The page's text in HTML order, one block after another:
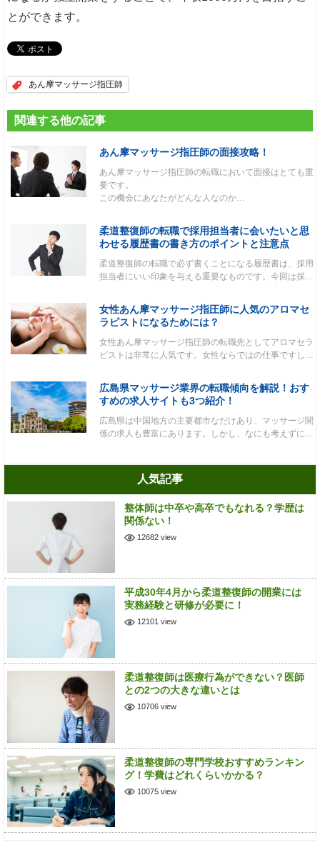
とができます。
あん摩マッサージ指圧師
関連する他の記事
あん摩マッサージ指圧師の面接攻略！
あん摩マッサージ指圧師の転職において面接はとても重
要です。
この機会にあなたがどんな人なのか…
柔道整復師の転職で採用担当者に会いたいと思
わせる履歴書の書き方のポイントと注意点
柔道整復師の転職で必ず書くことになる履歴書は、採用
担当者にいい印象を与える重要なものです。今回は採…
女性あん摩マッサージ指圧師に人気のアロマセ
ラピストになるためには？
女性あん摩マッサージ指圧師の転職先としてアロマセラ
ピストは非常に人気です。女性ならではの仕事ですし…
広島県マッサージ業界の転職傾向を解説！おす
すめの求人サイトも3つ紹介！
広島県は中国地方の主要都市なだけあり、マッサージ関
係の求人も豊富にあります。しかし、なにも考えずに…
人気記事
整体師は中卒や高卒でもなれる？学歴は
関係ない！
12682 view
平成30年4月から柔道整復師の開業には
実務経験と研修が必要に！
12101 view
柔道整復師は医療行為ができない？医師
との2つの大きな違いとは
10706 view
柔道整復師の専門学校おすすめランキン
グ！学費はどれくらいかかる？
10075 view